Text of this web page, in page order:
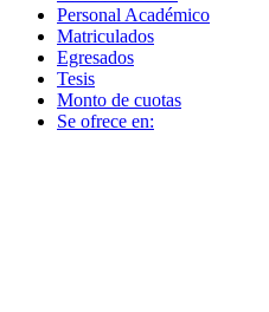
Personal Académico
Matriculados
Egresados
Tesis
Monto de cuotas
Se ofrece en: